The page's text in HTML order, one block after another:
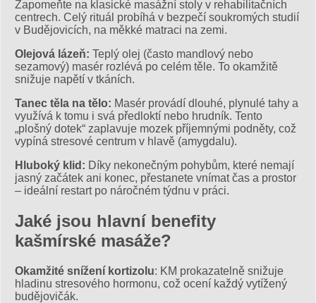
Zapomeňte na klasické masážní stoly v rehabilitačních
centrech. Celý rituál probíhá v bezpečí soukromých studií
v Budějovicích, na měkké matraci na zemi.
Olejová lázeň: Teplý olej (často mandlový nebo
sezamový) masér rozlévá po celém těle. To okamžitě
snižuje napětí v tkáních.
Tanec těla na tělo: Masér provádí dlouhé, plynulé tahy a
využívá k tomu i svá předloktí nebo hrudník. Tento
„plošný dotek“ zaplavuje mozek příjemnými podněty, což
vypíná stresové centrum v hlavě (amygdalu).
Hluboký klid: Díky nekonečným pohybům, které nemají
jasný začátek ani konec, přestanete vnímat čas a prostor
– ideální restart po náročném týdnu v práci.
Jaké jsou hlavní benefity
kašmírské masáže?
Okamžité snížení kortizolu: KM prokazatelně snižuje
hladinu stresového hormonu, což ocení každý vytížený
budějovičák.